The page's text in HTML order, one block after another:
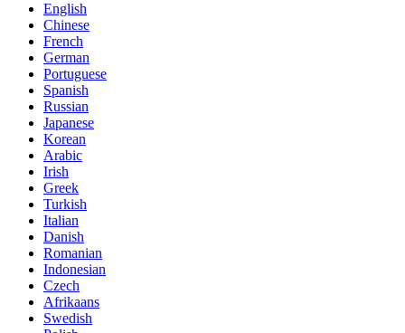
English
Chinese
French
German
Portuguese
Spanish
Russian
Japanese
Korean
Arabic
Irish
Greek
Turkish
Italian
Danish
Romanian
Indonesian
Czech
Afrikaans
Swedish